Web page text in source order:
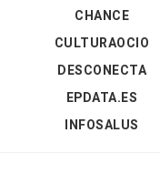
CHANCE
CULTURAOCIO
DESCONECTA
EPDATA.ES
INFOSALUS